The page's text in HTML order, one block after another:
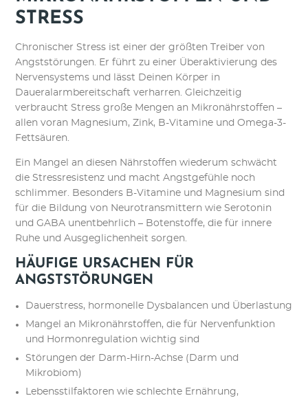
STRESS
Chronischer Stress ist einer der größten Treiber von
Angststörungen. Er führt zu einer Überaktivierung des
Nervensystems und lässt Deinen Körper in
Daueralarmbereitschaft verharren. Gleichzeitig
verbraucht Stress große Mengen an Mikronährstoffen –
allen voran Magnesium, Zink, B-Vitamine und Omega-3-
Fettsäuren.
Ein Mangel an diesen Nährstoffen wiederum schwächt
die Stressresistenz und macht Angstgefühle noch
schlimmer. Besonders B-Vitamine und Magnesium sind
für die Bildung von Neurotransmittern wie Serotonin
und GABA unentbehrlich – Botenstoffe, die für innere
Ruhe und Ausgeglichenheit sorgen.
HÄUFIGE URSACHEN FÜR
ANGSTSTÖRUNGEN
Dauerstress, hormonelle Dysbalancen und Überlastung
Mangel an Mikronährstoffen, die für Nervenfunktion
und Hormonregulation wichtig sind
Störungen der Darm-Hirn-Achse (Darm und
Mikrobiom)
Lebensstilfaktoren wie schlechte Ernährung,